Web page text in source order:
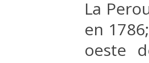
La
en
oeste